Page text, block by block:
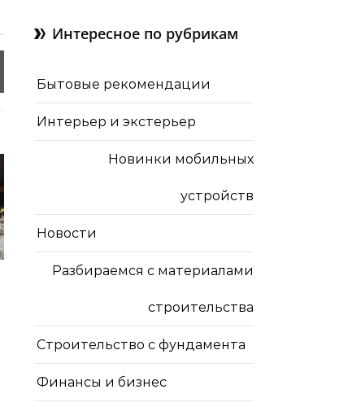
Интересное по рубрикам
Бытовые рекомендации
Интерьер и экстерьер
Новинки мобильных
устройств
Новости
Разбираемся с материалами
строительства
Строительство с фундамента
Финансы и бизнес